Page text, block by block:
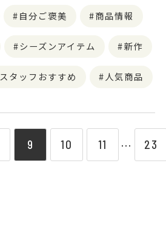
自分ご褒美 商品情報
シーズンアイテム 新作
スタッフおすすめ 人気商品
9 10 11 ⋯ 23